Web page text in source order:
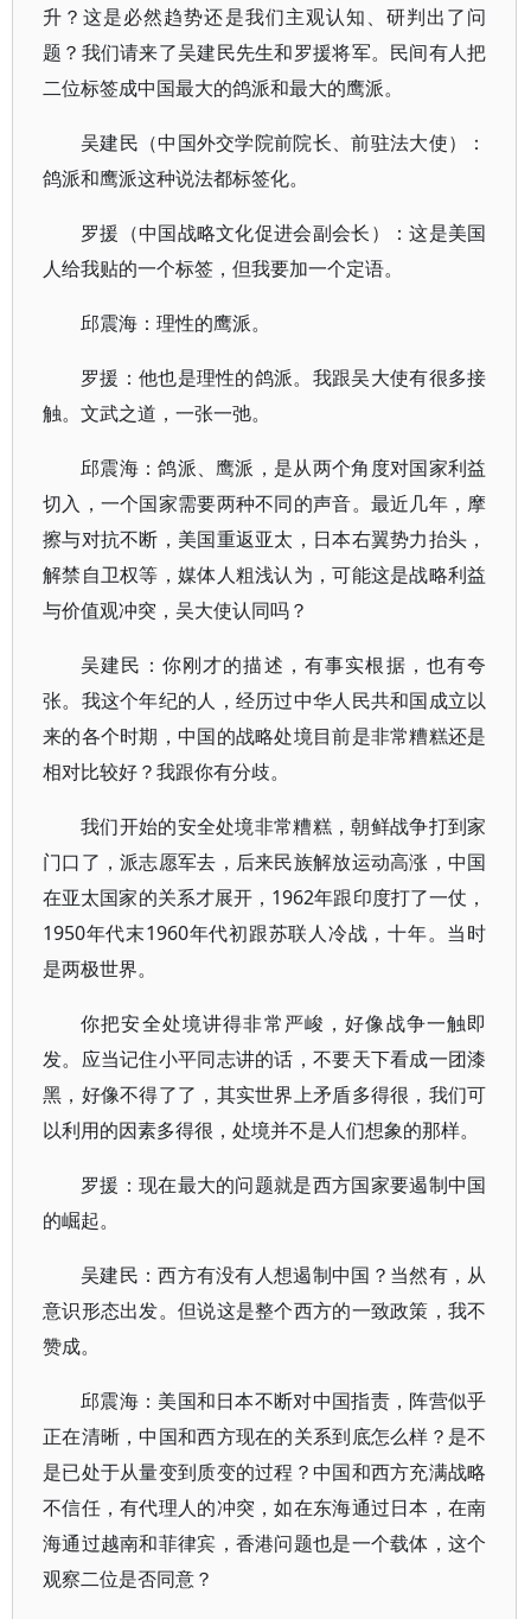
升？这是必然趋势还是我们主观认知、研判出了问
题？我们请来了吴建民先生和罗援将军。民间有人把
二位标签成中国最大的鸽派和最大的鹰派。
吴建民（中国外交学院前院长、前驻法大使）：
鸽派和鹰派这种说法都标签化。
罗援（中国战略文化促进会副会长）：这是美国
人给我贴的一个标签，但我要加一个定语。
邱震海：理性的鹰派。
罗援：他也是理性的鸽派。我跟吴大使有很多接
触。文武之道，一张一弛。
邱震海：鸽派、鹰派，是从两个角度对国家利益
切入，一个国家需要两种不同的声音。最近几年，摩
擦与对抗不断，美国重返亚太，日本右翼势力抬头，
解禁自卫权等，媒体人粗浅认为，可能这是战略利益
与价值观冲突，吴大使认同吗？
吴建民：你刚才的描述，有事实根据，也有夸
张。我这个年纪的人，经历过中华人民共和国成立以
来的各个时期，中国的战略处境目前是非常糟糕还是
相对比较好？我跟你有分歧。
我们开始的安全处境非常糟糕，朝鲜战争打到家
门口了，派志愿军去，后来民族解放运动高涨，中国
在亚太国家的关系才展开，1962年跟印度打了一仗，
1950年代末1960年代初跟苏联人冷战，十年。当时
是两极世界。
你把安全处境讲得非常严峻，好像战争一触即
发。应当记住小平同志讲的话，不要天下看成一团漆
黑，好像不得了了，其实世界上矛盾多得很，我们可
以利用的因素多得很，处境并不是人们想象的那样。
罗援：现在最大的问题就是西方国家要遏制中国
的崛起。
吴建民：西方有没有人想遏制中国？当然有，从
意识形态出发。但说这是整个西方的一致政策，我不
赞成。
邱震海：美国和日本不断对中国指责，阵营似乎
正在清晰，中国和西方现在的关系到底怎么样？是不
是已处于从量变到质变的过程？中国和西方充满战略
不信任，有代理人的冲突，如在东海通过日本，在南
海通过越南和菲律宾，香港问题也是一个载体，这个
观察二位是否同意？